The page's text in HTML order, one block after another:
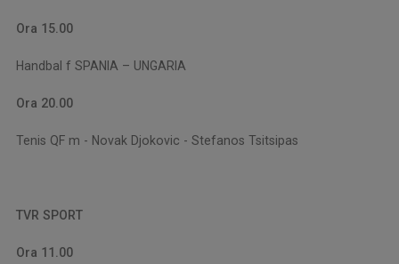
Ora 15.00
Handbal f SPANIA – UNGARIA
Ora 20.00
Tenis QF m - Novak Djokovic - Stefanos Tsitsipas
TVR SPORT
Ora 11.00